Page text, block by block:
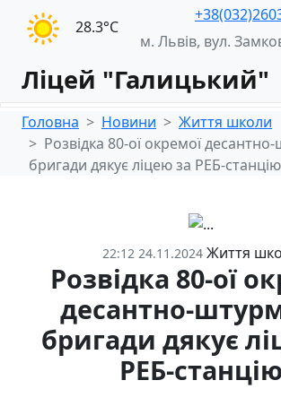
28.3°С
м. Львів, вул.
Ліцей "Галицький"
Головна Новини
Життя школи
Розвідка 80-ої окремої
бригади дякує ліцею за РЕБ-станцію
22:12 24.11.2024 Життя
Розвідка 80-ої
десантно-
бригади дякує
РЕБ-станцію